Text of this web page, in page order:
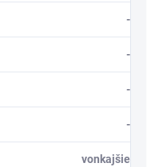
-
-
-
-
vonkajšie